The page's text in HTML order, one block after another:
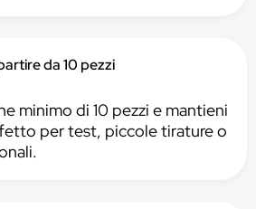
da 10 pezzi
minimo di 10 pezzi e mantieni
per test, piccole tirature o